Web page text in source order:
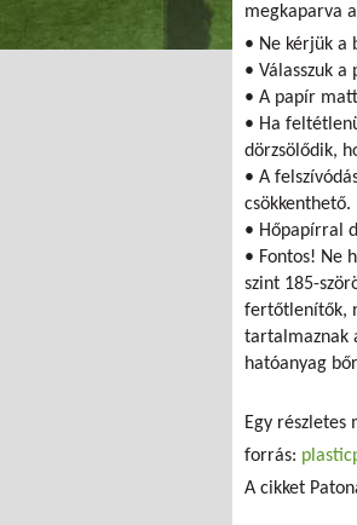
megkaparva
• Ne kérjük a
• Válasszuk
• A papír
• Ha
dörzsölődik,
• A
csökkenthető.
• Hőpapírral
• Fontos! Ne
szint 185-
fertőtlenítők,
tartalmaznak
hatóanyag
Egy részletes
forrás:
A cikket